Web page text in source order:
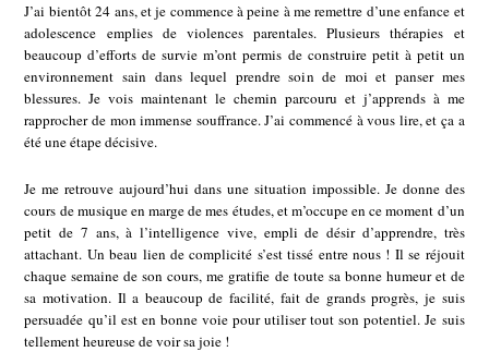
J’ai bientôt 24 ans, et je commence à peine à me remettre d’une enfance et
adolescence emplies de violences parentales. Plusieurs thérapies et
beaucoup d’efforts de survie m’ont permis de construire petit à petit un
environnement sain dans lequel prendre soin de moi et panser mes
blessures. Je vois maintenant le chemin parcouru et j’apprends à me
rapprocher de mon immense souffrance. J’ai commencé à vous lire, et ça a
été une étape décisive.
Je me retrouve aujourd’hui dans une situation impossible. Je donne des
cours de musique en marge de mes études, et m’occupe en ce moment d’un
petit de 7 ans, à l’intelligence vive, empli de désir d’apprendre, très
attachant. Un beau lien de complicité s’est tissé entre nous ! Il se réjouit
chaque semaine de son cours, me gratifie de toute sa bonne humeur et de
sa motivation. Il a beaucoup de facilité, fait de grands progrès, je suis
persuadée qu’il est en bonne voie pour utiliser tout son potentiel. Je suis
tellement heureuse de voir sa joie !